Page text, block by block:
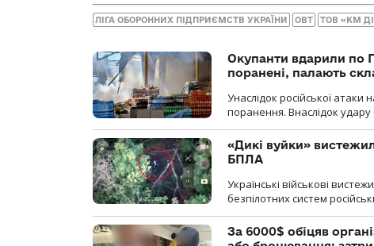
ЛІГА ОБОРОННИХ ПІДПРИЄМСТВ УКРАЇНИ ОВТ ТОВ «KM
Окупанти вдарили по
поранені, палають
Унаслідок російської
поранення. Внаслідок
«Дикі вуйки»
БПЛА
Українські військові
безпілотних систем
За 6000$ обіцяв